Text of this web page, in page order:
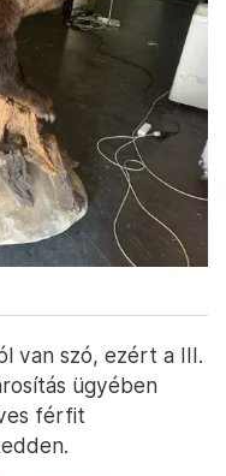
van szó, ezért a III.
ügyében
férfit